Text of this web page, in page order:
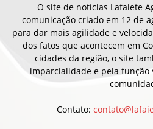
O site de notícias Lafaiete
comunicação criado em 12 de
para dar mais agilidade e
dos fatos que acontecem em
cidades da região, o site
imparcialidade e pela função
Contato: